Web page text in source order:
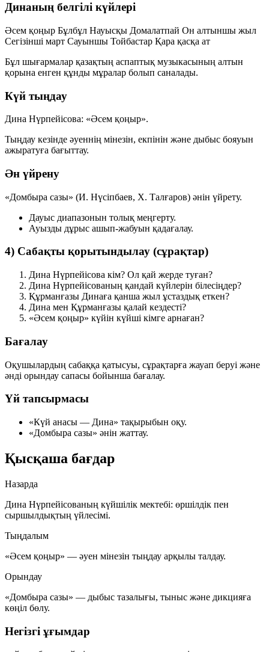
Динаның белгілі күйлері
Әсем қоңыр Бұлбұл Науысқы Домалатпай Он алтыншы жыл
Сегізінші март Сауыншы Тойбастар Қара қасқа ат
Бұл шығармалар қазақтың аспаптық музыкасының алтын
қорына енген құнды мұралар болып саналады.
Күй тыңдау
Дина Нүрпейісова: «Әсем қоңыр».
Тыңдау кезінде әуеннің мінезін, екпінін және дыбыс бояуын
ажыратуға бағыттау.
Ән үйрену
«Домбыра сазы» (И. Нүсіпбаев, Х. Талғаров) әнін үйрету.
Дауыс диапазонын толық меңгерту.
Ауызды дұрыс ашып-жабуын қадағалау.
4) Сабақты қорытындылау (сұрақтар)
Дина Нүрпейісова кім? Ол қай жерде туған?
Дина Нүрпейісованың қандай күйлерін білесіңдер?
Құрманғазы Динаға қанша жыл ұстаздық еткен?
Дина мен Құрманғазы қалай кездесті?
«Әсем қоңыр» күйін күйші кімге арнаған?
Бағалау
Оқушылардың сабаққа қатысуы, сұрақтарға жауап беруі және
әнді орындау сапасы бойынша бағалау.
Үй тапсырмасы
«Күй анасы — Дина» тақырыбын оқу.
«Домбыра сазы» әнін жаттау.
Қысқаша бағдар
Назарда
Дина Нүрпейісованың күйшілік мектебі: өршілдік пен
сыршылдықтың үйлесімі.
Тыңдалым
«Әсем қоңыр» — әуен мінезін тыңдау арқылы талдау.
Орындау
«Домбыра сазы» — дыбыс тазалығы, тыныс және дикцияға
көңіл бөлу.
Негізгі ұғымдар